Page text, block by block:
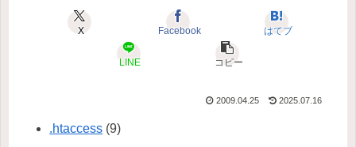
X Facebook はてブ
LINE コピー
2009.04.25 2025.07.16
.htaccess (9)